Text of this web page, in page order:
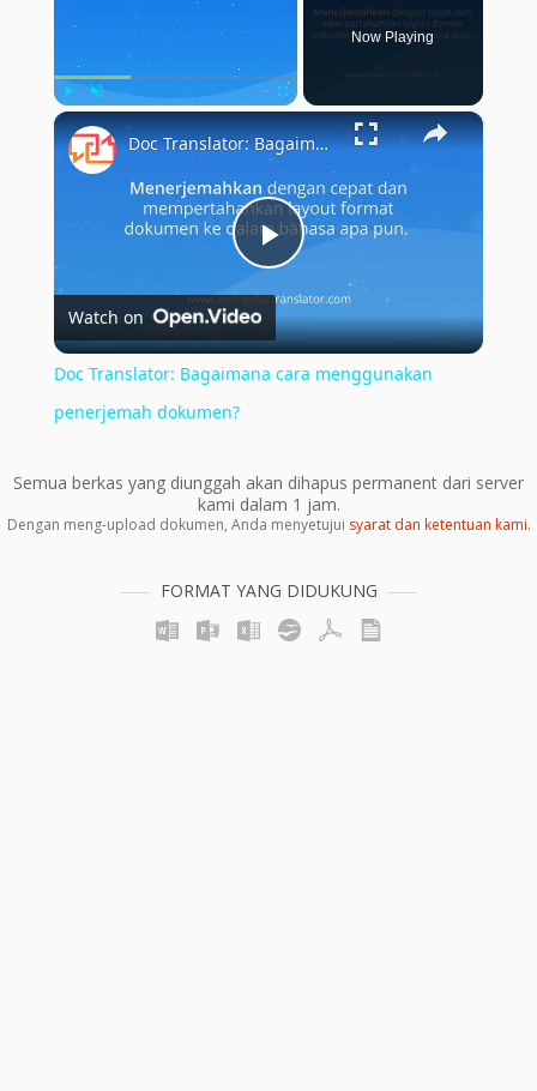
Play Unmute Fullscreen
Now Playing
×
Play
Video
Doc Translator: Bagaimana cara menggunakan penerjemah dokumen?
Watch on
Doc Translator: Bagaimana cara menggunakan
penerjemah dokumen?
Semua berkas yang diunggah akan dihapus permanent dari server
kami dalam 1 jam.
Dengan meng-upload dokumen, Anda menyetujui syarat dan ketentuan kami.
FORMAT YANG DIDUKUNG